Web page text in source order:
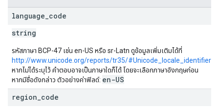
language code
string
รหัสภาษา BCP-47 เช่น en-US หรือ sr-Latn ดูข้อมูลเพิ่มเติมได้ที่
http://www.unicode.org/reports/tr35/#Unicode_locale_identifier
หากไม่ได้ระบุไว้ คำตอบอาจเป็นภาษาใดก็ได้ โดยจะเลือกภาษาอังกฤษก่อน
หากมีชื่อดังกล่าว ตัวอย่างค่าฟิลด์: en-US
region code